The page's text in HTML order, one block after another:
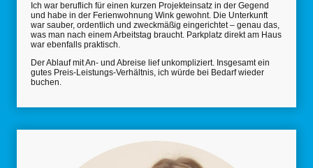
Ich war beruflich für einen kurzen Projekteinsatz in der Gegend
und habe in der Ferienwohnung Wink gewohnt. Die Unterkunft
war sauber, ordentlich und zweckmäßig eingerichtet – genau das,
was man nach einem Arbeitstag braucht. Parkplatz direkt am Haus
war ebenfalls praktisch.
Der Ablauf mit An- und Abreise lief unkompliziert. Insgesamt ein
gutes Preis-Leistungs-Verhältnis, ich würde bei Bedarf wieder
buchen.